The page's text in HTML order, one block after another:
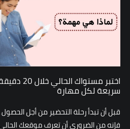
اختبر
سريعة لكل مهارة
فإنه من الضروري أن تعرف موقعك